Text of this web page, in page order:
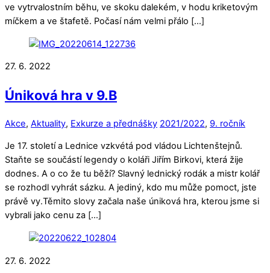
ve vytrvalostním běhu, ve skoku dalekém, v hodu kriketovým
míčkem a ve štafetě. Počasí nám velmi přálo […]
27. 6. 2022
Úniková hra v 9.B
Akce, Aktuality, Exkurze a přednášky 2021/2022, 9. ročník
Je 17. století a Lednice vzkvétá pod vládou Lichtenštejnů.
Staňte se součástí legendy o koláři Jiřím Birkovi, která žije
dodnes. A o co že tu běží? Slavný lednický rodák a mistr kolář
se rozhodl vyhrát sázku. A jediný, kdo mu může pomoct, jste
právě vy.Těmito slovy začala naše úniková hra, kterou jsme si
vybrali jako cenu za […]
27. 6. 2022